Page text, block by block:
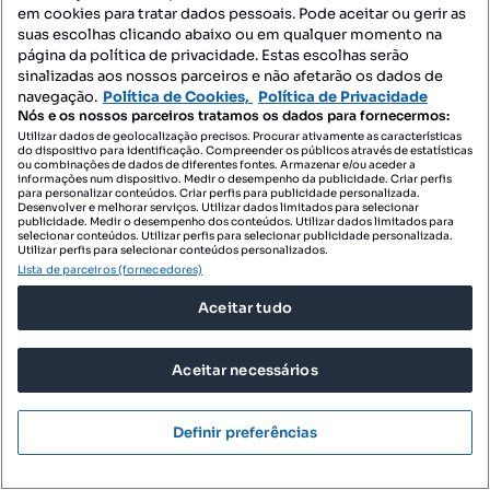
Moradia T3, Mafra
Sobreiro - Achada, Mafra, Mafra, Lisboa
Tipologia
T3
Preço por metro quadrado
164 m²
ERA Mafra/Ericeira/Malveira
Profissional
em cookies para tratar dados pessoais. Pode aceitar ou gerir as
suas escolhas clicando abaixo ou em qualquer momento na
página da política de privacidade. Estas escolhas serão
sinalizadas aos nossos parceiros e não afetarão os dados de
navegação. Política de Cookies, Política de Privacidade
Nós e os nossos parceiros tratamos os dados para fornecermos:
Utilizar dados de geolocalização precisos. Procurar ativamente as características
do dispositivo para identificação. Compreender os públicos através de estatísticas
ou combinações de dados de diferentes fontes. Armazenar e/ou aceder a
informações num dispositivo. Medir o desempenho da publicidade. Criar perfis
para personalizar conteúdos. Criar perfis para publicidade personalizada.
Desenvolver e melhorar serviços. Utilizar dados limitados para selecionar
publicidade. Medir o desempenho dos conteúdos. Utilizar dados limitados para
selecionar conteúdos. Utilizar perfis para selecionar publicidade personalizada.
Utilizar perfis para selecionar conteúdos personalizados.
Lista de parceiros (fornecedores)
Aceitar tudo
Aceitar necessários
Definir preferências